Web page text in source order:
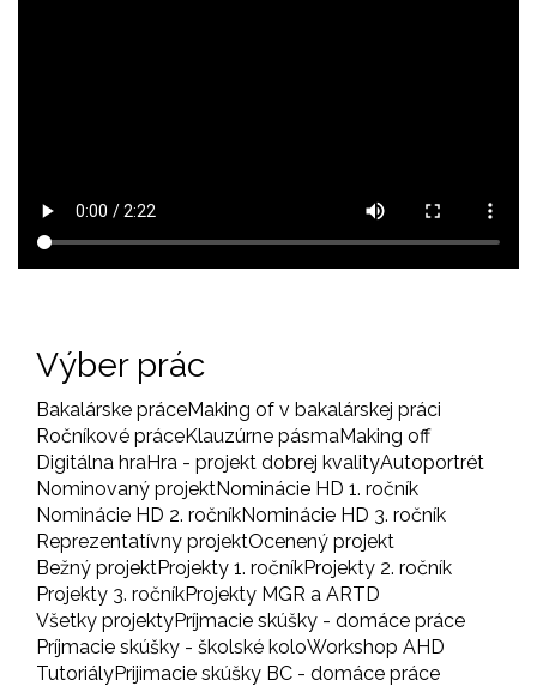
Výber prác
Bakalárske práceMaking of v bakalárskej práci
Ročníkové práceKlauzúrne pásmaMaking off
Digitálna hraHra - projekt dobrej kvalityAutoportrét
Nominovaný projektNominácie HD 1. ročník
Nominácie HD 2. ročníkNominácie HD 3. ročník
Reprezentatívny projektOcenený projekt
Bežný projektProjekty 1. ročníkProjekty 2. ročník
Projekty 3. ročníkProjekty MGR a ARTD
Všetky projektyPríjmacie skúšky - domáce práce
Príjmacie skúšky - školské koloWorkshop AHD
TutoriályPrijimacie skúšky BC - domáce práce